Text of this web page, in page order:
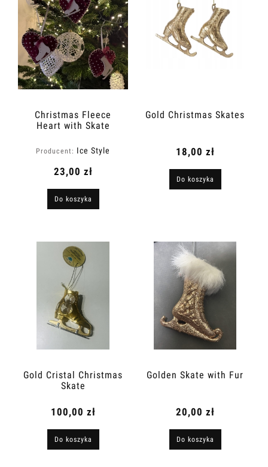
Christmas Fleece
Heart with Skate
Producent: Ice Style
23,00 zł
Do koszyka
Gold Christmas Skates
18,00 zł
Do koszyka
Gold Cristal Christmas
Skate
100,00 zł
Do koszyka
Golden Skate with Fur
20,00 zł
Do koszyka